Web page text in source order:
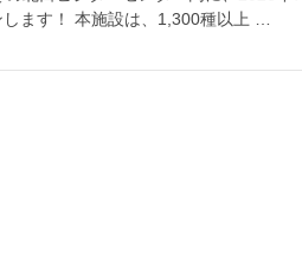
ます！ 本施設は、1,300種以上 …